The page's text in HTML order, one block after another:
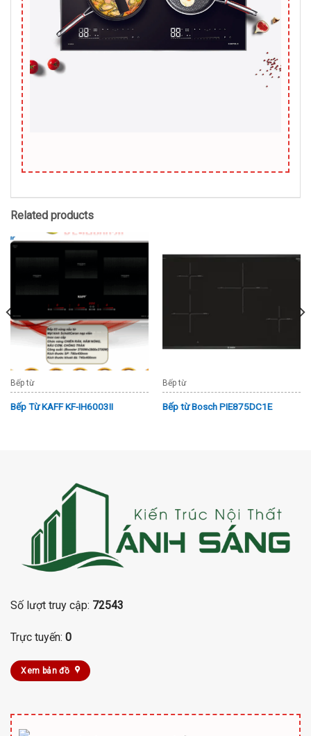
Related products
Bếp từ
Bếp Từ KAFF KF-IH6003II
Bếp từ
Bếp từ Bosch PIE875DC1E
Số lượt truy cập: 72543
Trực tuyến: 0
Xem bản đồ